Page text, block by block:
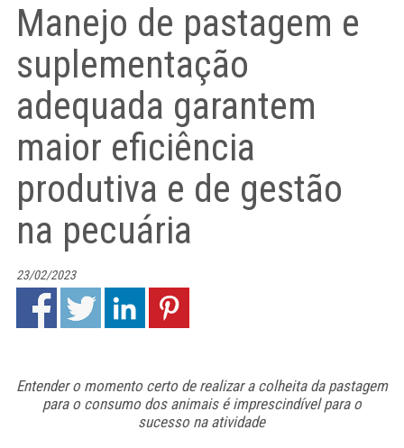
Manejo de pastagem e
suplementação
adequada garantem
maior eficiência
produtiva e de gestão
na pecuária
23/02/2023
Entender o momento certo de realizar a colheita da pastagem
para o consumo dos animais é imprescindível para o
sucesso na atividade